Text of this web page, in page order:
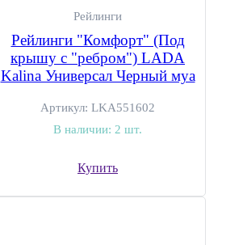
Рейлинги
Рейлинги "Комфорт" (Под
крышу с "ребром") LADA
Kalina Универсал Черный муа
Артикул: LKA551602
В наличии: 2 шт.
Купить